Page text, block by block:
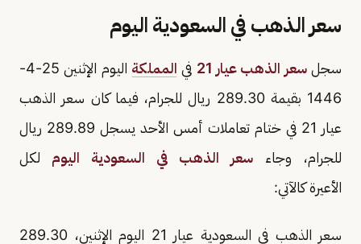
سعر الذهب في السعودية اليوم
سجلسعر الذهب عيار 21 في المملكة
اليوم الإثنين 25-4-
1446 بقيمة 289.30 ريال للجرام، فيما كان سعر الذهب
عيار 21 في ختام تعاملات أمس الأحد يسجل 289.89 ريال
للجرام، وجاء سعر الذهب في السعودية اليوم لكل
الأعيرة كالآتي:
سعر الذهب في السعودية عيار 21 اليوم الإثنين، 289.30